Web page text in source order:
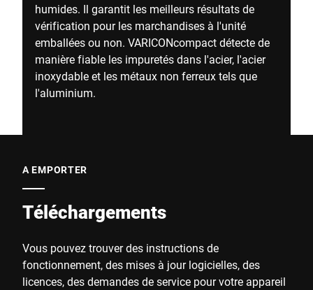
humides. Il garantit les meilleurs résultats de
vérification pour les marchandises à l'unité
emballées ou non. VARICONcompact détecte de
manière fiable les impuretés dans l'acier, l'acier
inoxydable et les métaux non ferreux tels que
l'aluminium.
A EMPORTER
Téléchargements
Vous pouvez trouver des instructions de
fonctionnement, des mises à jour logicielles, des
licences, des demandes de service pour votre appareil